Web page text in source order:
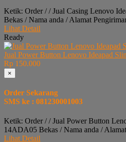
Ketik: Order / / Jual Casing Lenovo
Bekas / Nama anda / Alamat
Lihat Detail
Ready
Jual Power Button Lenovo Ideapad
Rp 150.000
×
Order Sekarang
SMS ke : 081230001003
Ketik: Order / / Jual Power Button
14ADA05 Bekas / Nama anda /
Lihat Detail